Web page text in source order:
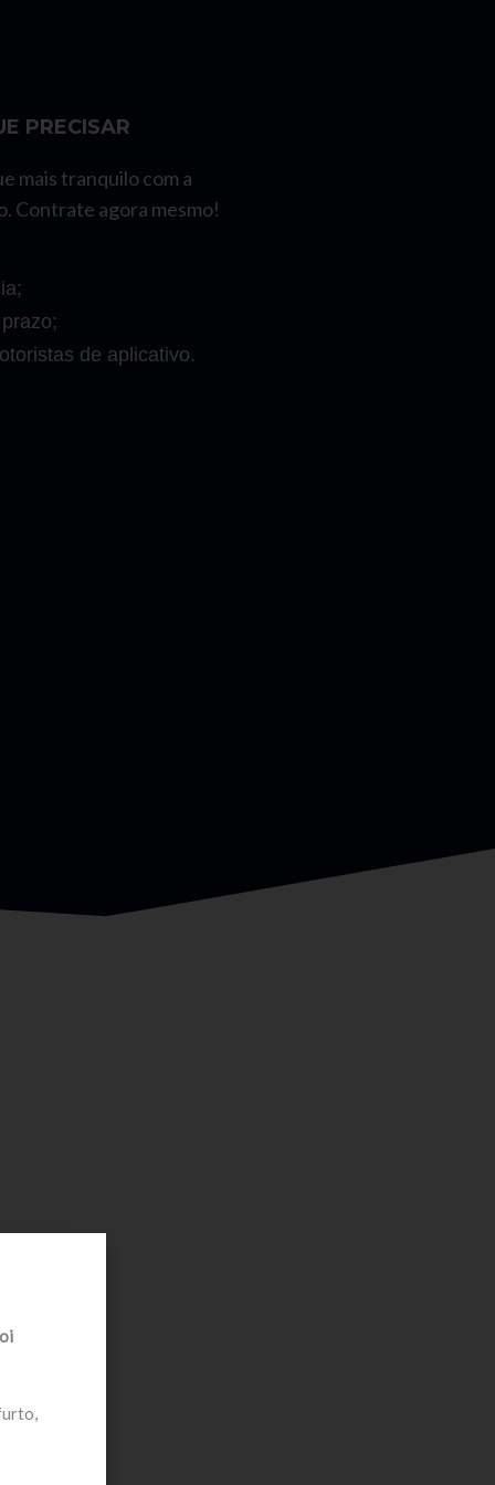
PRECISAR
mais tranquilo com a
Contrate agora mesmo!
de aplicativo.